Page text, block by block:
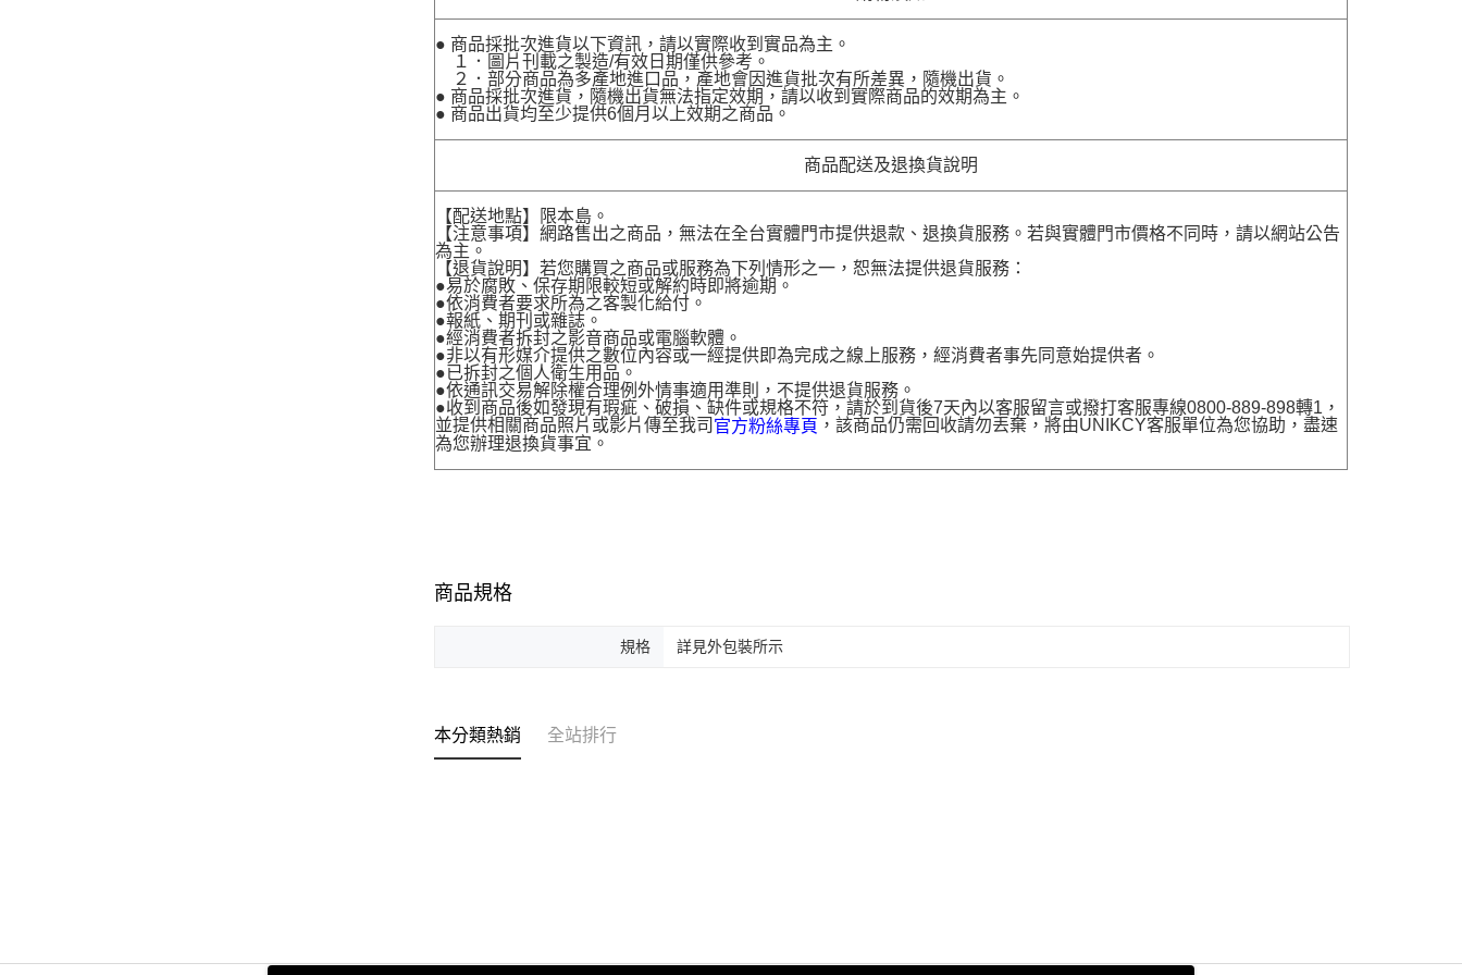
● 商品採批次進貨以下資訊，請以實際收到實品為主。
１．圖片刊載之製造/有效日期僅供參考。
２．部分商品為多產地進口品，產地會因進貨批次有所差異，隨機出貨。
● 商品採批次進貨，隨機出貨無法指定效期，請以收到實際商品的效期為主。
● 商品出貨均至少提供6個月以上效期之商品。
商品配送及退換貨說明
【配送地點】限本島。
【注意事項】網路售出之商品，無法在全台實體門市提供退款、退換貨服務。若與實體門市價格不同時，請以網站公告
為主。
【退貨說明】若您購買之商品或服務為下列情形之一，恕無法提供退貨服務：
●易於腐敗、保存期限較短或解約時即將逾期。
●依消費者要求所為之客製化給付。
●報紙、期刊或雜誌。
●經消費者拆封之影音商品或電腦軟體。
●非以有形媒介提供之數位內容或一經提供即為完成之線上服務，經消費者事先同意始提供者。
●已拆封之個人衛生用品。
●依通訊交易解除權合理例外情事適用準則，不提供退貨服務。
●收到商品後如發現有瑕疵、破損、缺件或規格不符，請於到貨後7天內以客服留言或撥打客服專線0800-889-898轉1，
並提供相關商品照片或影片傳至我司 官方粉絲專頁 ，該商品仍需回收請勿丟棄，將由UNIKCY客服單位為您協助，盡速
為您辦理退換貨事宜。
商品規格
規格 詳見外包裝所示
本分類熱銷 全站排行